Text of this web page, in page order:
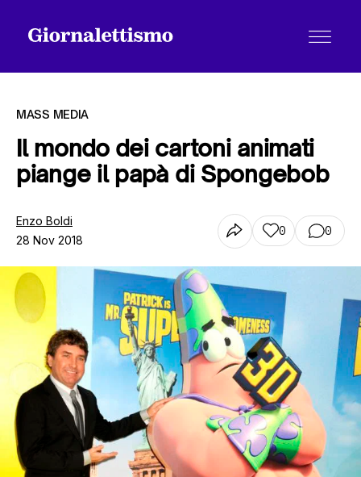
Tutti gli articoli
Chi siamo
Contatti
MASS MEDIA
Il mondo dei cartoni animati
piange il papà di Spongebob
Enzo Boldi
28 Nov 2018
0 0